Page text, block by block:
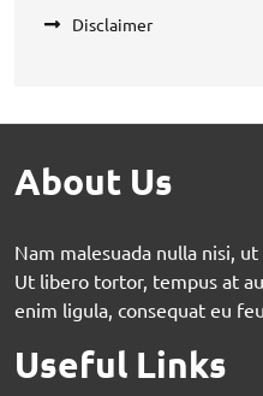
Disclaimer
About Us
Nam malesuada nulla nisi,
Ut libero tortor, tempus at
enim ligula, consequat eu
Useful Links